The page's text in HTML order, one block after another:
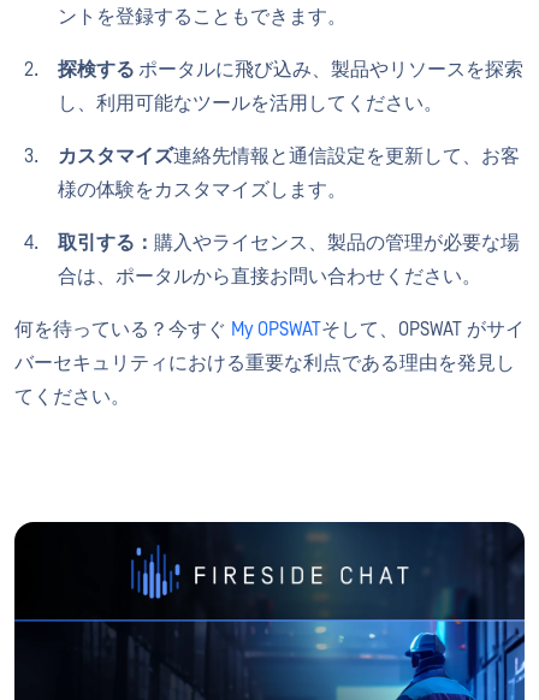
ントを登録することもできます。
探検する ポータルに飛び込み、製品やリソースを探索
し、利用可能なツールを活用してください。
カスタマイズ連絡先情報と通信設定を更新して、お客
様の体験をカスタマイズします。
取引する： 購入やライセンス、製品の管理が必要な場
合は、ポータルから直接お問い合わせください。
何を待っている？今すぐ My OPSWATそして、OPSWAT がサイ
バーセキュリティにおける重要な利点である理由を発見し
てください。